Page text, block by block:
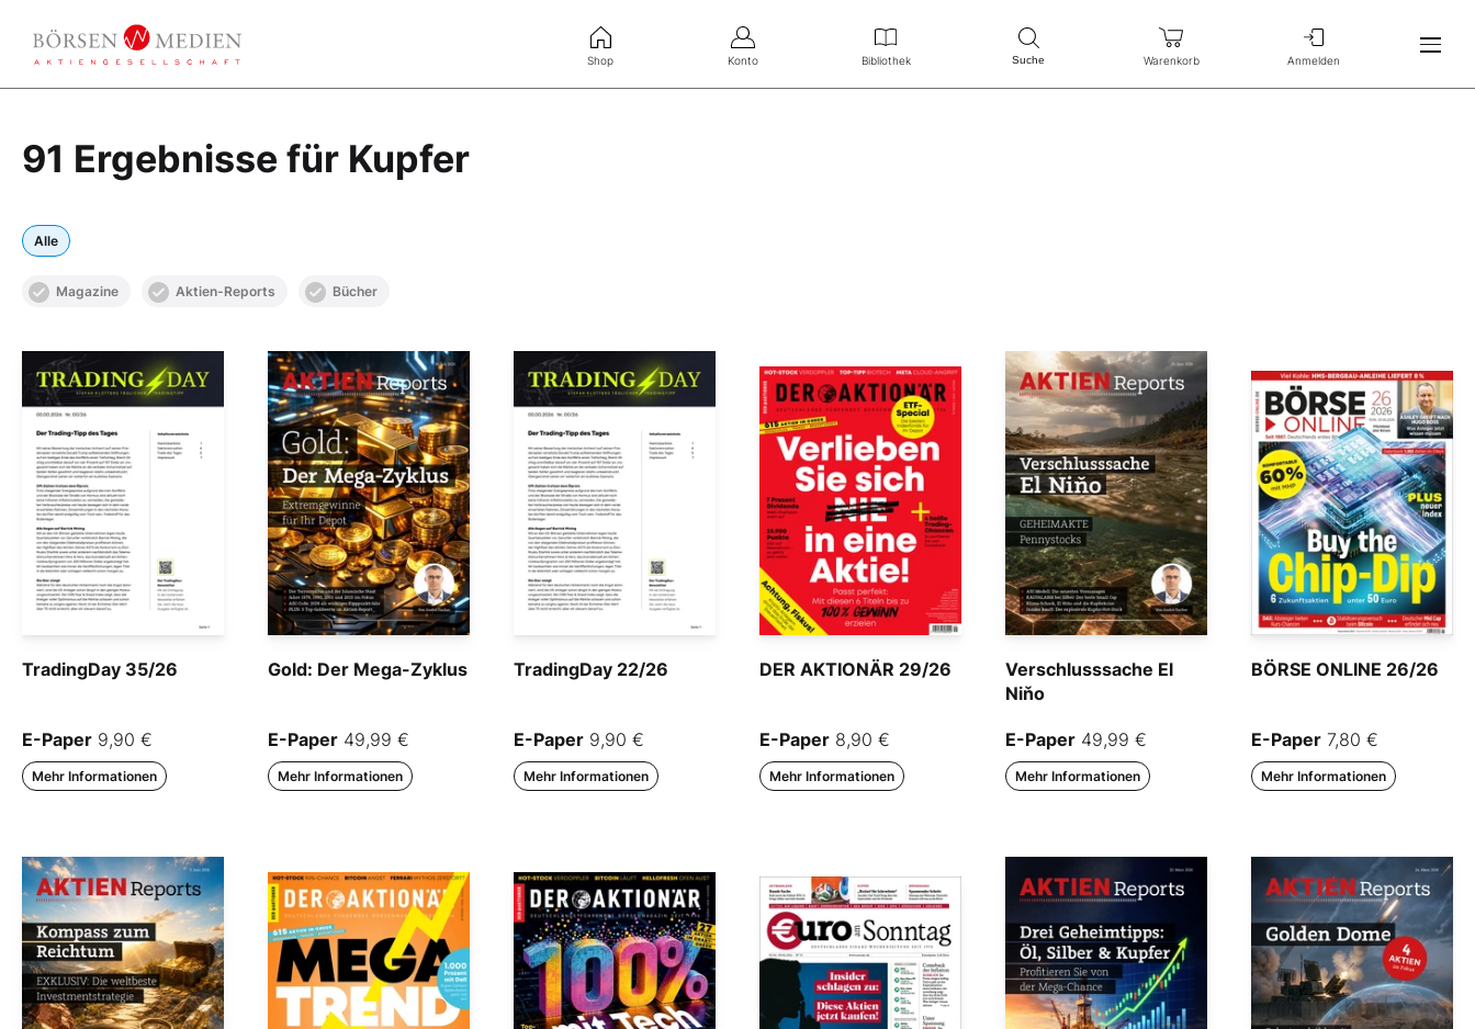
Shop Konto Bibliothek Suche Warenkorb Anmelden
91 Ergebnisse für Kupfer
Alle
Magazine Aktien-Reports Bücher
TradingDay 35/26
E-Paper 9,90 €
Mehr Informationen
Gold: Der Mega-Zyklus
E-Paper 49,99 €
Mehr Informationen
TradingDay 22/26
E-Paper 9,90 €
Mehr Informationen
DER AKTIONÄR 29/26
E-Paper 8,90 €
Mehr Informationen
Verschlusssache El
Niňo
E-Paper 49,99 €
Mehr Informationen
BÖRSE ONLINE 26/26
E-Paper 7,80 €
Mehr Informationen